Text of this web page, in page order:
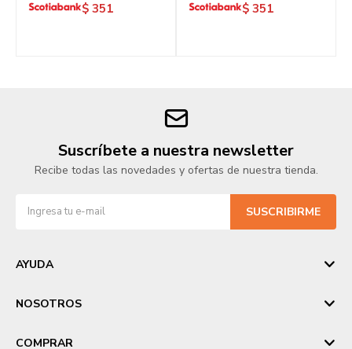
$ 351 $ 351
Suscríbete a nuestra newsletter
Recibe todas las novedades y ofertas de nuestra tienda.
SUSCRIBIRME
AYUDA
NOSOTROS
COMPRAR